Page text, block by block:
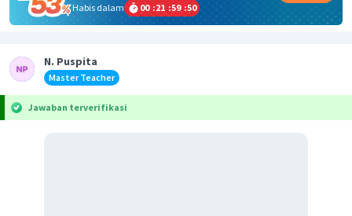
Habis dalam
00 :21 :59 :50
N. Puspita
Master Teacher
Jawaban terverifikasi